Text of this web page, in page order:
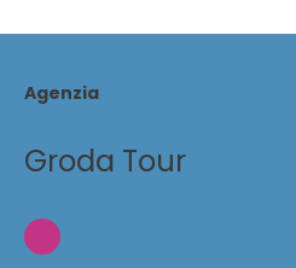
Agenzia
Groda Tour